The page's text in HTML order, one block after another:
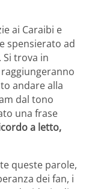
ai Caraibi e
spensierato ad
trova in
andare alla
dal tono
una frase
a letto,
queste parole,
dei fan, i